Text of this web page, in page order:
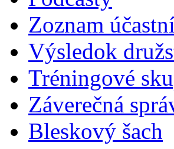
Zoznam
Výsledok
Tréningové
Záverečná
Bleskový šach